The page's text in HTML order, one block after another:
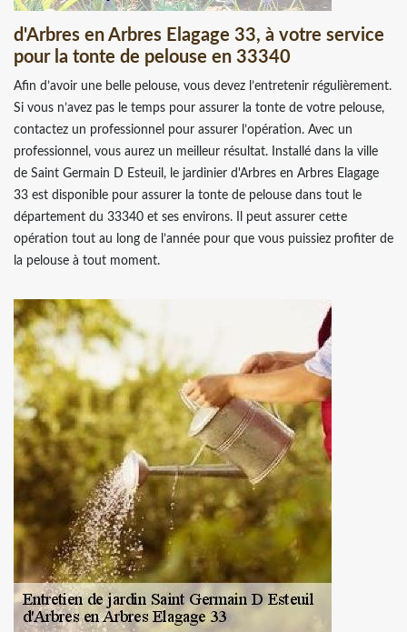
d'Arbres en Arbres Elagage 33, à votre service
pour la tonte de pelouse en 33340
Afin d’avoir une belle pelouse, vous devez l’entretenir régulièrement.
Si vous n’avez pas le temps pour assurer la tonte de votre pelouse,
contactez un professionnel pour assurer l’opération. Avec un
professionnel, vous aurez un meilleur résultat. Installé dans la ville
de Saint Germain D Esteuil, le jardinier d'Arbres en Arbres Elagage
33 est disponible pour assurer la tonte de pelouse dans tout le
département du 33340 et ses environs. Il peut assurer cette
opération tout au long de l’année pour que vous puissiez profiter de
la pelouse à tout moment.